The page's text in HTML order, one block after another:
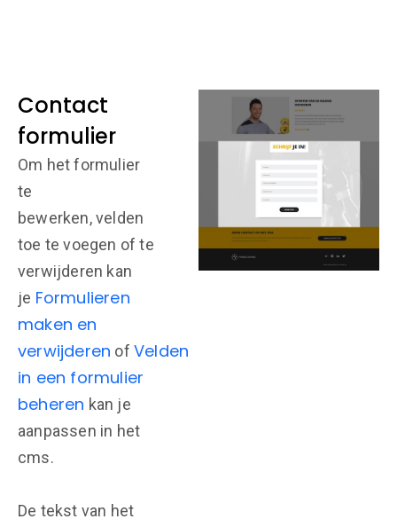
Contact
formulier
Om het formulier
te
bewerken, velden
toe te voegen of te
verwijderen kan
je Formulieren
maken en
verwijderen ofVelden
in een formulier
beheren kan je
aanpassen in het
cms.
De tekst van het